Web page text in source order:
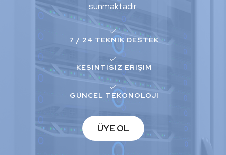
sunmaktadır.
7 / 24 TEKNIK DESTEK
KESINTISIZ ERIŞIM
GÜNCEL TEKONOLOJI
ÜYE OL